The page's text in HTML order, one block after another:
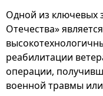
Одной из ключевых
Отечества»
реабилитации
операции,
военной травмы